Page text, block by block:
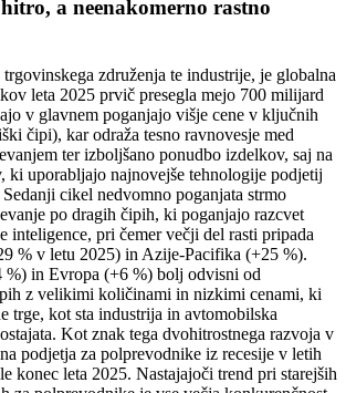
a neenakomerno rastno
združenja te industrije, je globalna
leta 2025 prvič presegla mejo 700 milijard
v glavnem poganjajo višje cene v ključnih
čipi), kar odraža tesno ravnovesje med
ter izboljšano ponudbo izdelkov, saj na
ki uporabljajo najnovejše tehnologije podjetij
cikel nedvomno poganjata strmo
po dragih čipih, ki poganjajo razcvet
inteligence, pri čemer večji del rasti pripada
% v letu 2025) in Azije-Pacifika (+25 %).
%) in Evropa (+6 %) bolj odvisni od
z velikimi količinami in nizkimi cenami, ki
trge, kot sta industrija in avtomobilska
Kot znak tega dvohitrostnega razvoja v
podjetja za polprevodnike iz recesije v letih
konec leta 2025. Nastajajoči trend pri starejših